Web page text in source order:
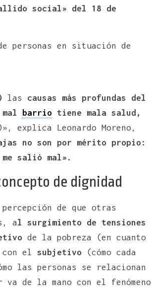
social» del 18 de
personas en situación de
las causas más profundas del
barrio tiene mala salud,
explica Leonardo Moreno,
no son por mérito propio:
salió mal».
de dignidad
de que otras
al surgimiento de tensiones
de la pobreza (en cuanto
con el subjetivo (cómo cada
las personas se relacionan
de la mano con el fenómeno